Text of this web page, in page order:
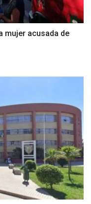
mujer acusada de